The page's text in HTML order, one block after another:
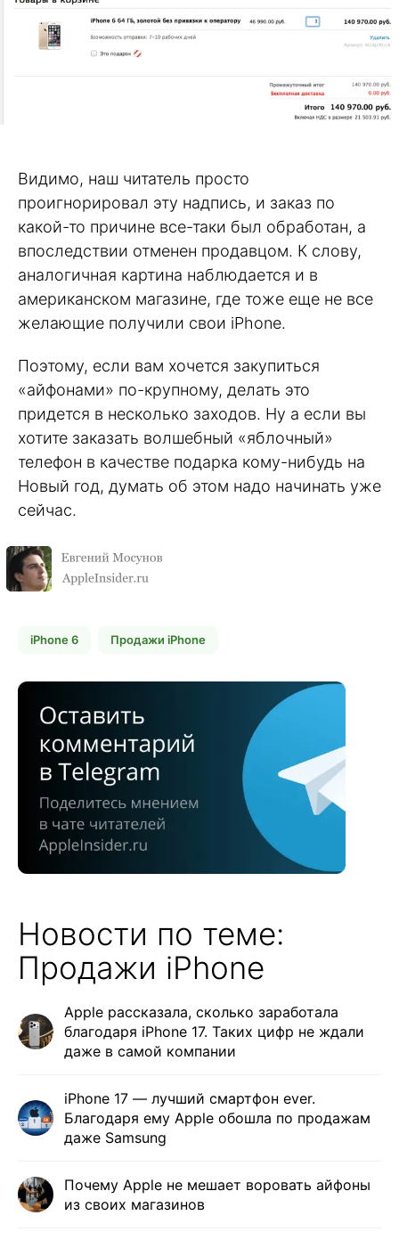
Видимо, наш читатель просто
проигнорировал эту надпись, и заказ по
какой-то причине все-таки был обработан, а
впоследствии отменен продавцом. К слову,
аналогичная картина наблюдается и в
американском магазине, где тоже еще не все
желающие получили свои iPhone.
Поэтому, если вам хочется закупиться
«айфонами» по-крупному, делать это
придется в несколько заходов. Ну а если вы
хотите заказать волшебный «яблочный»
телефон в качестве подарка кому-нибудь на
Новый год, думать об этом надо начинать уже
сейчас.
iPhone 6 Продажи iPhone
Новости по теме:
Продажи iPhone
Apple рассказала, сколько заработала
благодаря iPhone 17. Таких цифр не ждали
даже в самой компании
iPhone 17 — лучший смартфон ever.
Благодаря ему Apple обошла по продажам
даже Samsung
Почему Apple не мешает воровать айфоны
из своих магазинов